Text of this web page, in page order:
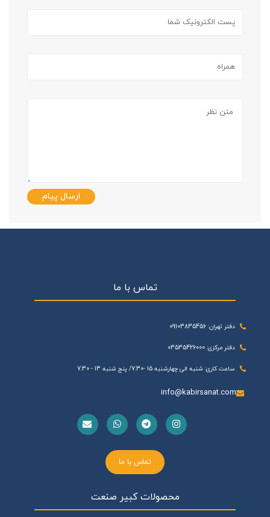
ارسال پیام
تماس با ما
دفتر تهران: 09103835456
دفتر مرکزی: 03535426000
ساعت کاری: شنبه الی چهارشنبه 15 -7:30/ پنج شنبه 13 - 7:30
info@kabirsanat.com
تماس با ما
محصولات کبیر صنعت